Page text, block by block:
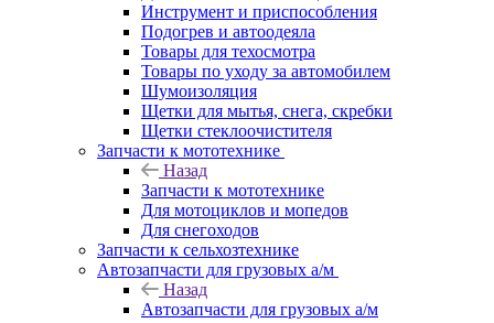
Инструмент и приспособления
Подогрев и автоодеяла
Товары для техосмотра
Товары по уходу за автомобилем
Шумоизоляция
Щетки для мытья, снега, скребки
Щетки стеклоочистителя
Запчасти к мототехнике
Назад
Запчасти к мототехнике
Для мотоциклов и мопедов
Для снегоходов
Запчасти к сельхозтехнике
Автозапчасти для грузовых а/м
Назад
Автозапчасти для грузовых а/м